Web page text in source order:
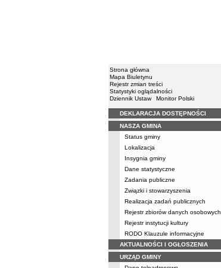
Strona główna
Mapa Biuletynu
Rejestr zmian treści
Statystyki oglądalności
Dziennik Ustaw
Monitor Polski
Menu
DEKLARACJA DOSTĘPNOŚCI
NASZA GMINA
Status gminy
Lokalizacja
Insygnia gminy
Dane statystyczne
Zadania publiczne
Związki i stowarzyszenia
Realizacja zadań publicznych
Rejestr zbiorów danych osobowych
Rejestr instytucji kultury
RODO Klauzule informacyjne
AKTUALNOŚCI I OGŁOSZENIA
URZĄD GMINY